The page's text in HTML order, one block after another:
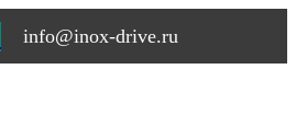
info@inox-drive.ru